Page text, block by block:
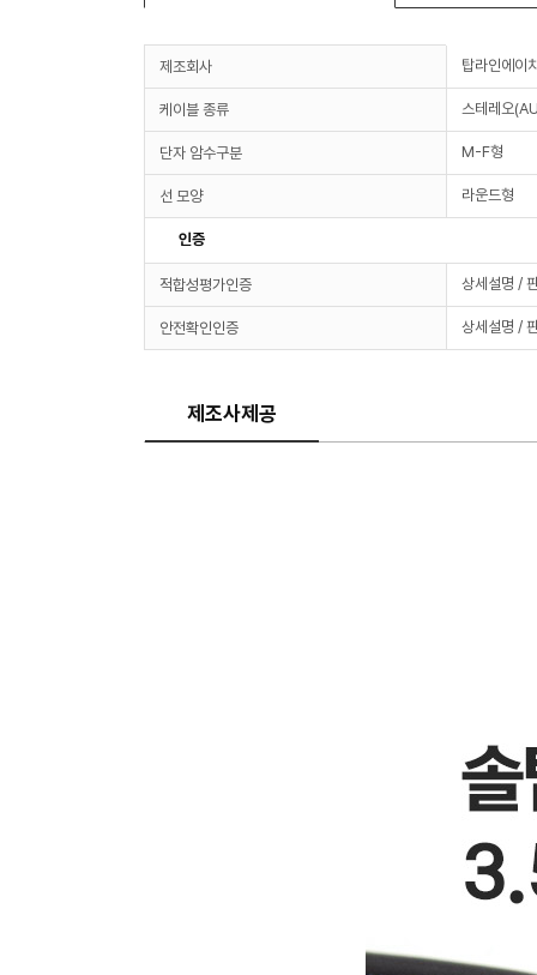
제조회사 탑라인에이
케이블 종류 스테레오
단자 암수구분 M-F형
선 모양 라운드형
인증
적합성평가인증 상세설명 /
안전확인인증 상세설명 /
제조사제공